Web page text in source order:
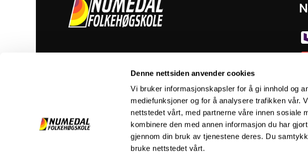
Denne nettsiden anvender cookies
Vi bruker informasjonskapsler for å gi innhold og
mediefunksjoner og for å analysere trafikken vår.
nettstedet vårt, med partnerne våre innen sosiale
kombinere den med annen informasjon du har
gjennom din bruk av tjenestene deres. Du
bruke nettstedet vårt.
Vanlige spørsmålKontakt oss
Personvern og cookies